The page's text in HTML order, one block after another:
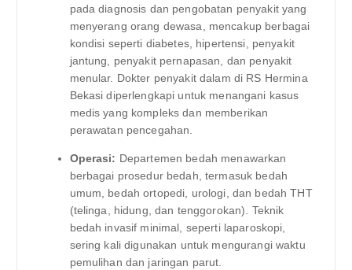
pada diagnosis dan pengobatan penyakit yang
menyerang orang dewasa, mencakup berbagai
kondisi seperti diabetes, hipertensi, penyakit
jantung, penyakit pernapasan, dan penyakit
menular. Dokter penyakit dalam di RS Hermina
Bekasi diperlengkapi untuk menangani kasus
medis yang kompleks dan memberikan
perawatan pencegahan.
Operasi: Departemen bedah menawarkan
berbagai prosedur bedah, termasuk bedah
umum, bedah ortopedi, urologi, dan bedah THT
(telinga, hidung, dan tenggorokan). Teknik
bedah invasif minimal, seperti laparoskopi,
sering kali digunakan untuk mengurangi waktu
pemulihan dan jaringan parut.